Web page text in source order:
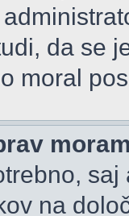
da se
moral
na